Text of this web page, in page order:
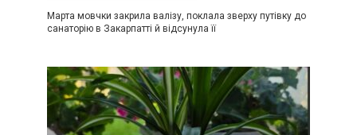
Марта мовчки закрила валізу, поклала зверху путівку до
санаторію в Закарпатті й відсунула її